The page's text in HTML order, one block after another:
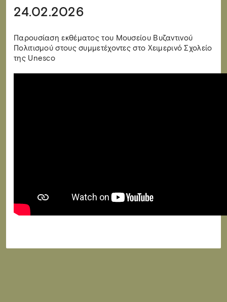
24.02.2026
Παρουσίαση εκθέματος του Μουσείου Βυζαντινού
Πολιτισμού στους συμμετέχοντες στο Χειμερινό Σχολείο
της Unesco